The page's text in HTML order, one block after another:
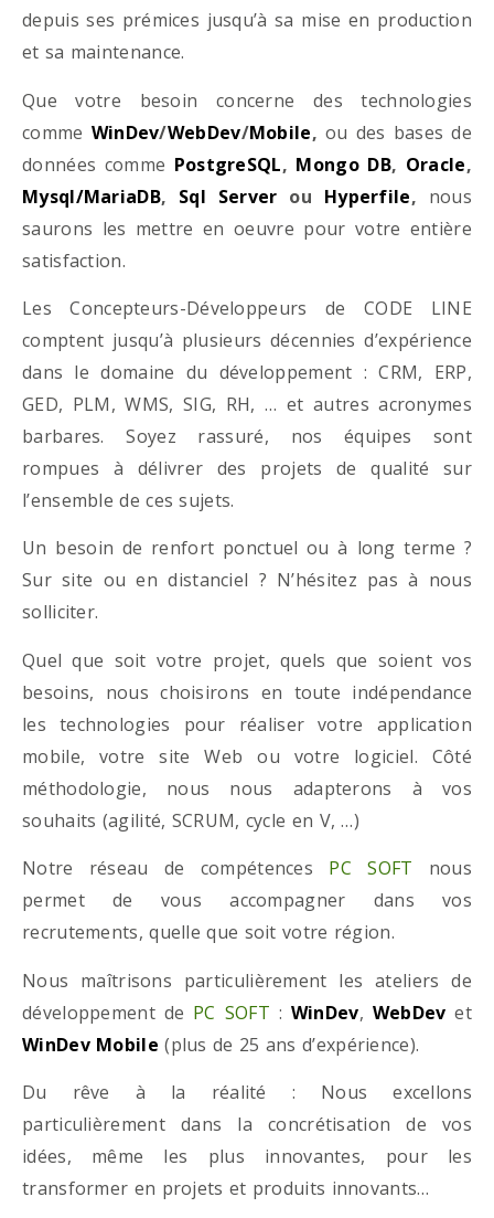
depuis ses prémices jusqu’à sa mise en production
et sa maintenance.
Que votre besoin concerne des technologies
comme WinDev/WebDev/Mobile, ou des bases de
données comme PostgreSQL, Mongo DB, Oracle,
Mysql/MariaDB, Sql Server ou Hyperfile, nous
saurons les mettre en oeuvre pour votre entière
satisfaction.
Les Concepteurs-Développeurs de CODE LINE
comptent jusqu’à plusieurs décennies d’expérience
dans le domaine du développement : CRM, ERP,
GED, PLM, WMS, SIG, RH, … et autres acronymes
barbares. Soyez rassuré, nos équipes sont
rompues à délivrer des projets de qualité sur
l’ensemble de ces sujets.
Un besoin de renfort ponctuel ou à long terme ?
Sur site ou en distanciel ? N’hésitez pas à nous
solliciter.
Quel que soit votre projet, quels que soient vos
besoins, nous choisirons en toute indépendance
les technologies pour réaliser votre application
mobile, votre site Web ou votre logiciel. Côté
méthodologie, nous nous adapterons à vos
souhaits (agilité, SCRUM, cycle en V, …)
Notre réseau de compétences PC SOFT nous
permet de vous accompagner dans vos
recrutements, quelle que soit votre région.
Nous maîtrisons particulièrement les ateliers de
développement de PC SOFT : WinDev, WebDev et
WinDev Mobile (plus de 25 ans d’expérience).
Du rêve à la réalité : Nous excellons
particulièrement dans la concrétisation de vos
idées, même les plus innovantes, pour les
transformer en projets et produits innovants…